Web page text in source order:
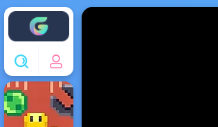
Enjoy4fun